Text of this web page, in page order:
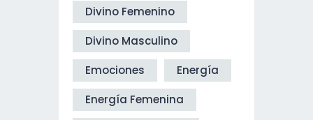
Divino Femenino
Divino Masculino
Emociones
Energía
Energía Femenina